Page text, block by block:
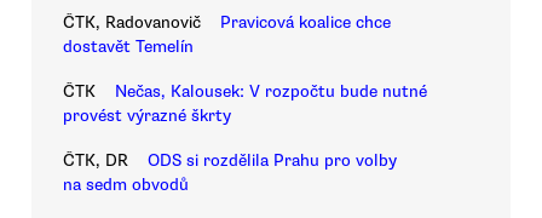
ČTK, Radovanovič
Pravicová koalice chce
dostavět Temelín
ČTK
Nečas, Kalousek: V rozpočtu bude nutné
provést výrazné škrty
ČTK, DR
ODS si rozdělila Prahu pro volby
na sedm obvodů